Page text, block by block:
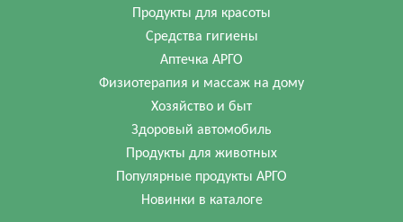
Продукты для красоты
Средства гигиены
Аптечка АРГО
Физиотерапия и массаж на дому
Хозяйство и быт
Здоровый автомобиль
Продукты для животных
Популярные продукты АРГО
Новинки в каталоге